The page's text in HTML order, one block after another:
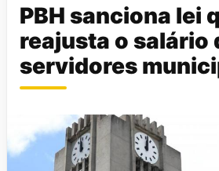
PBH sanciona lei
reajusta o salário
servidores